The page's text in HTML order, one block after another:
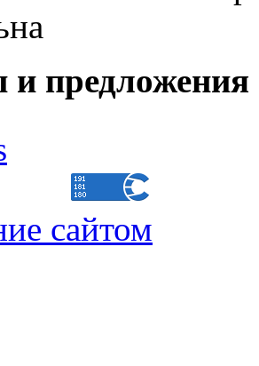
и
сайтом